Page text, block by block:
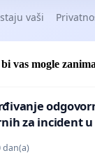
vaši
vas mogle
za incident
dan(a)